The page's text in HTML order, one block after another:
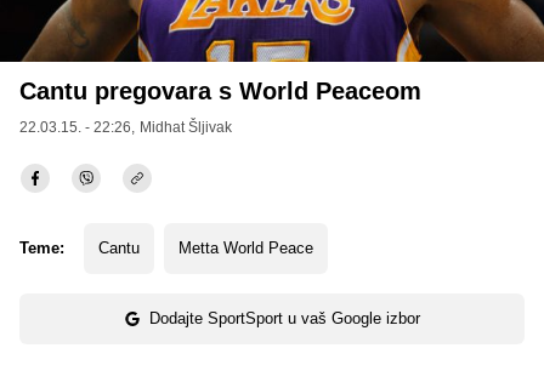
Cantu pregovara s World Peaceom
22.03.15. - 22:26, Midhat Šljivak
Teme: Cantu Metta World Peace
Dodajte SportSport u vaš Google izbor